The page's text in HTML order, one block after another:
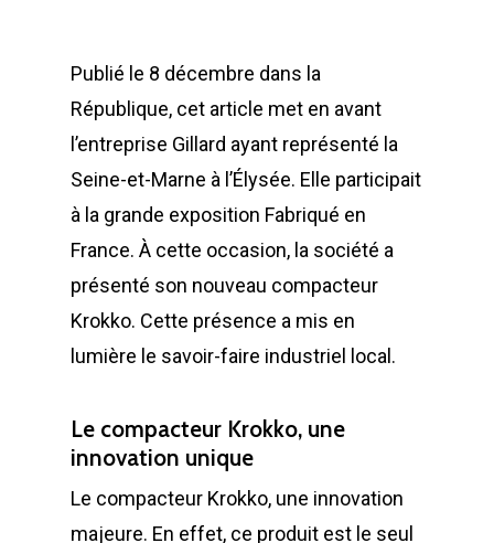
Publié le 8 décembre dans la
République, cet article met en avant
l’entreprise Gillard ayant représenté la
Seine-et-Marne à l’Élysée. Elle participait
à la grande exposition Fabriqué en
France. À cette occasion, la société a
présenté son nouveau compacteur
Krokko. Cette présence a mis en
lumière le savoir-faire industriel local.
Le compacteur Krokko, une
innovation unique
Le compacteur Krokko, une innovation
majeure. En effet, ce produit est le seul